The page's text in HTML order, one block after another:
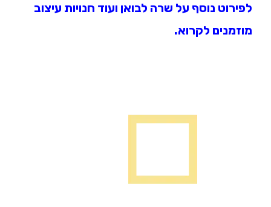
לפירוט נוסף על שרה לבואן ועוד חנויות עיצוב
מוזמנים לקרוא.